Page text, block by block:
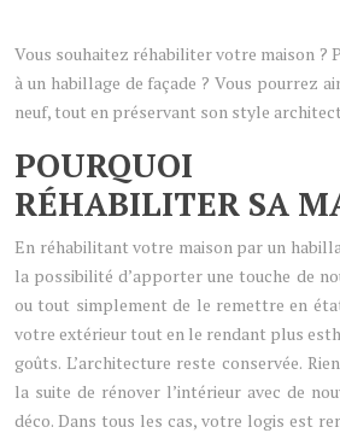
Vous souhaitez réhabiliter votre maison ?
à un habillage de façade ? Vous pourrez
neuf, tout en préservant son style
POURQUOI
RÉHABILITER SA
En réhabilitant votre maison par un
la possibilité d’apporter une touche de
ou tout simplement de le remettre en
votre extérieur tout en le rendant plus
goûts. L’architecture reste conservée.
la suite de rénover l’intérieur avec de
déco. Dans tous les cas, votre logis est